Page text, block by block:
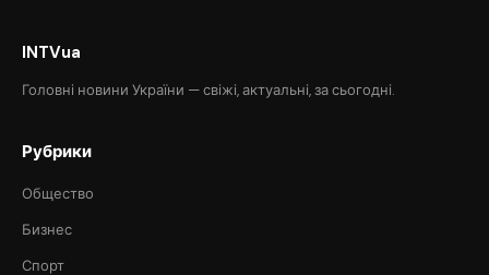
INTVua
Головні новини України — свіжі, актуальні, за сьогодні.
Рубрики
Общество
Бизнес
Спорт